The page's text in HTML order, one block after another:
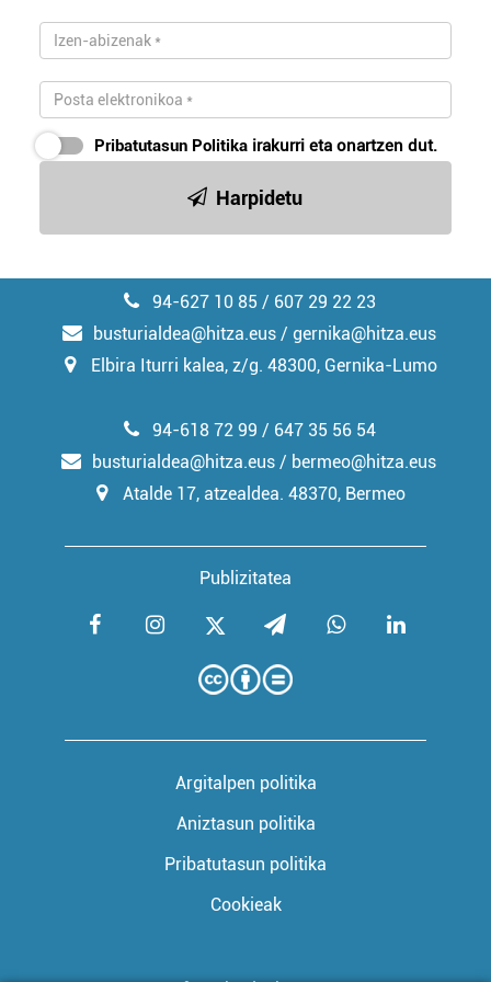
teknologia erabiliz, cookieak adibidez, iragarki eta eduki
pertsonalizatuak eskaintzeko, iragarkiak eta edukia
neurtzeko, jendeari buruzko informazioa biltzeko eta
produktuak garatzeko. Zure datuak nork eta zertarako
erabiltzen dituen hauta dezakezu.
Bazkide batzuek ez dizute baimenik eskatzen, eta beren
interes komertzial legitimoetan babesten dira. Ikusi gure
bazkideen zerrenda, beren ustez zein helburutarako
buruzko informazio gehiago eta ezarri zure lehentasunak
datuen atalean. Edozein unetan alda edo ken dezakezu
Webgune honek cookie propioak eta hirugarrenen cookie-
zerbitzuak hobetzeko asmoz, cookie teknologiaz
Pribatutasun Politika irakurri eta onartzen dut.
Harpidetu
94-627 10 85 / 607 29 22 23
busturialdea@hitza.eus / gernika@hitza.eus
Elbira Iturri kalea, z/g. 48300, Gernika-Lumo
Publizitatea
94-618 72 99 / 647 35 56 54
busturialdea@hitza.eus / bermeo@hitza.eus
Atalde 17, atzealdea. 48370, Bermeo
Argitalpen politika
Aniztasun politika
Pribatutasun politika
Cookieak